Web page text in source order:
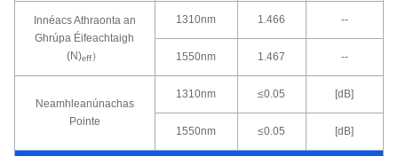
Innéacs Athraonta an
Ghrúpa Éifeachtaigh
(N)eﬀ）
1310nm 1.466 --
1550nm 1.467 --
Neamhleanúnachas
Pointe
1310nm ≤0.05 [dB]
1550nm ≤0.05 [dB]